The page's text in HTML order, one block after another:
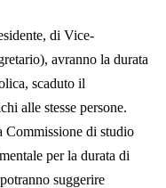
di Vice-
avranno la durata
scaduto il
alle stesse persone.
di studio
per la durata di
suggerire